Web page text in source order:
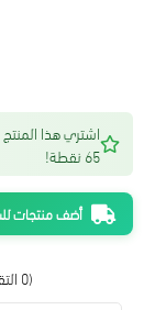
(0 التقييمات)
اشتري هذا
65 نقطة!
أضف منتجات للسلة بقيمة 300